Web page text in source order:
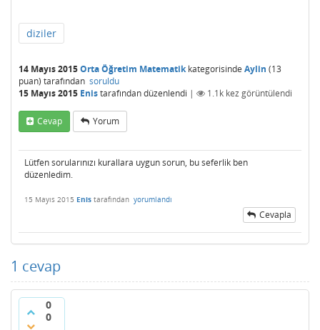
diziler
14 Mayıs 2015Orta Öğretim Matematikkategorisinde Aylin (13
puan) tarafından soruldu
15 Mayıs 2015 Enistarafındandüzenlendi | 1.1k kez görüntülendi
Cevap Yorum
Lütfen sorularınızı kurallara uygun sorun, bu seferlik ben
düzenledim.
15 Mayıs 2015 Enis tarafından yorumlandı
Cevapla
1 cevap
0
0